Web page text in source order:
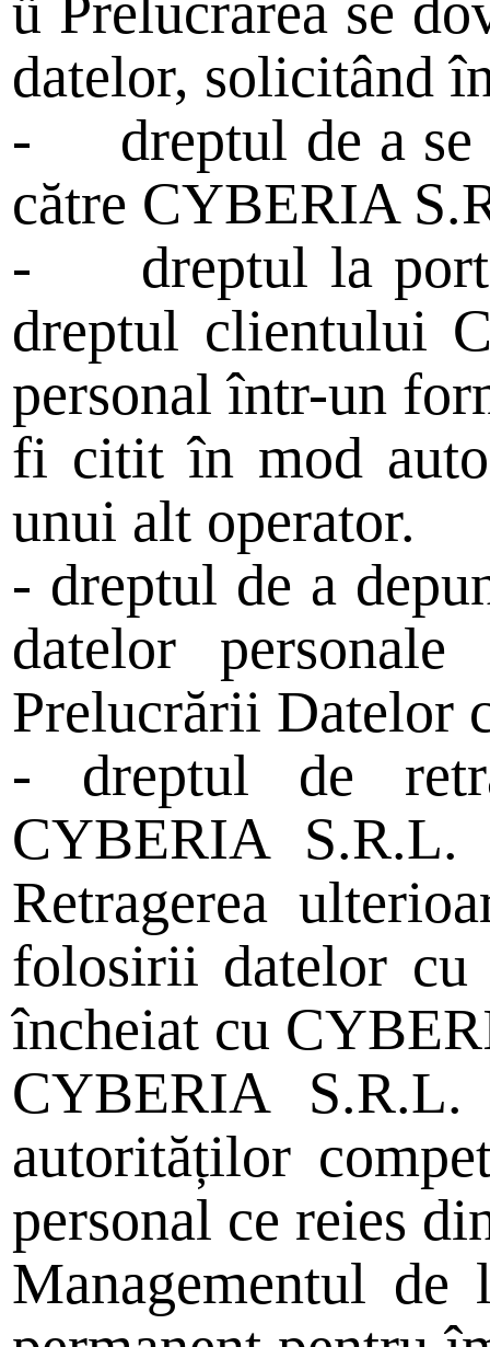
ü Prelucrarea se
datelor, solicitând
-
dreptul de a
către CYBERIA
-
dreptul la
dreptul clientului
personal într-un
fi citit în mod
unui alt operator.
- dreptul de a
datelor
Prelucrării Datelor
- dreptul de
CYBERIA S.R.L.
Retragerea
folosirii datelor cu
încheiat cu
CYBERIA
autorităților
personal ce reies
Managementul